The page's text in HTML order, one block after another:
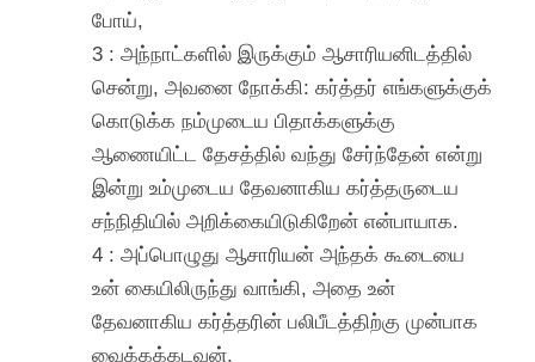
போய்,
3 : அந்நாட்களில் இருக்கும் ஆசாரியனிடத்தில்
சென்று, அவனை நோக்கி: கர்த்தர் எங்களுக்குக்
கொடுக்க நம்முடைய பிதாக்களுக்கு
ஆணையிட்ட தேசத்தில் வந்து சேர்ந்தேன் என்று
இன்று உம்முடைய தேவனாகிய கர்த்தருடைய
சந்நிதியில் அறிக்கையிடுகிறேன் என்பாயாக.
4 : அப்பொழுது ஆசாரியன் அந்தக் கூடையை
உன் கையிலிருந்து வாங்கி, அதை உன்
தேவனாகிய கர்த்தரின் பலிபீடத்திற்கு முன்பாக
வைக்கக்கடவன்.